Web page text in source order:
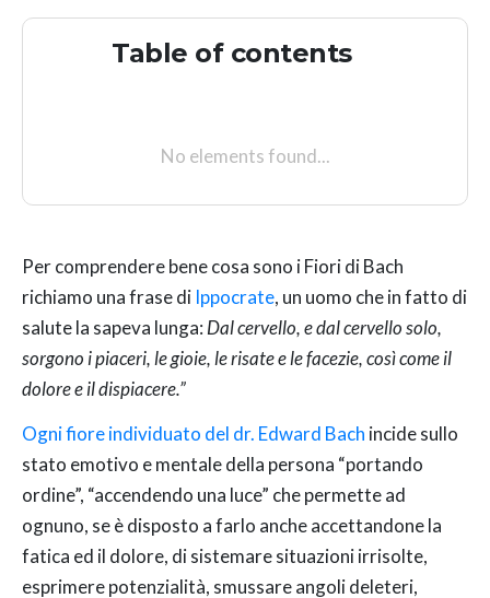
Table of contents
No elements found...
Per comprendere bene cosa sono i Fiori di Bach
richiamo una frase di Ippocrate, un uomo che in fatto di
salute la sapeva lunga:Dal cervello, e dal cervello solo,
sorgono i piaceri, le gioie, le risate e le facezie, così come il
dolore e il dispiacere.”
Ogni fiore individuato del dr. Edward Bach incide sullo
stato emotivo e mentale della persona “portando
ordine”, “accendendo una luce” che permette ad
ognuno, se è disposto a farlo anche accettandone la
fatica ed il dolore, di sistemare situazioni irrisolte,
esprimere potenzialità, smussare angoli deleteri,